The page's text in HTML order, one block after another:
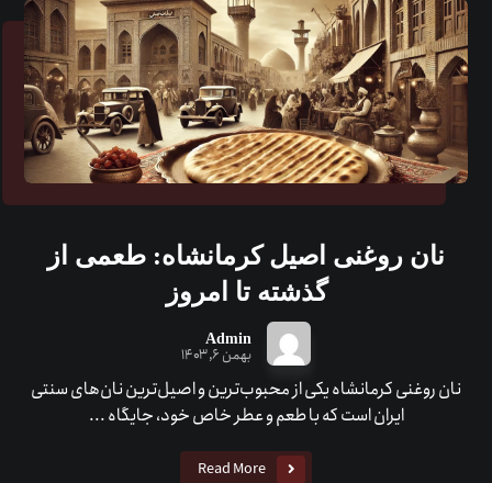
نان روغنی اصیل کرمانشاه: طعمی از
گذشته تا امروز
Admin
بهمن ۶, ۱۴۰۳
نان روغنی کرمانشاه یکی از محبوب‌ترین و اصیل‌ترین نان‌های سنتی
ایران است که با طعم و عطر خاص خود، جایگاه ...
Read More